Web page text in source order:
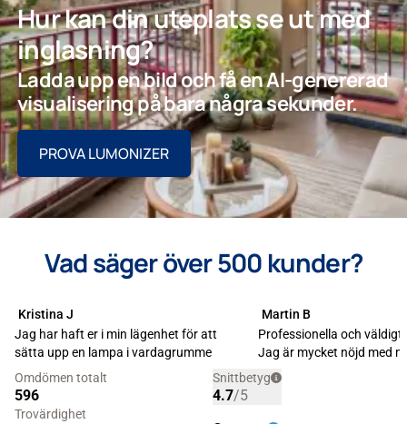
Hur kan din uteplats se ut med
inglasning?
Ladda upp en bild och få en AI-genererad
visualisering på bara några sekunder.
PROVA LUMONIZER
Vad säger över 500 kunder?